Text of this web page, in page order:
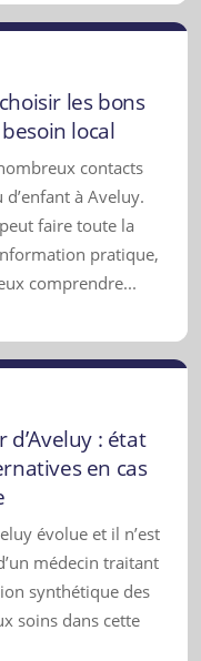
les bons
local
contacts
à Aveluy.
faire toute la
pratique,
comprendre...
: état
en cas
évolue et il n’est
médecin traitant
synthétique des
soins dans cette